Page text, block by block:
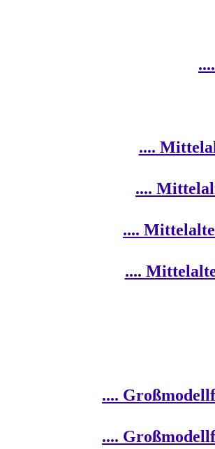
....
....
....
....
....
....